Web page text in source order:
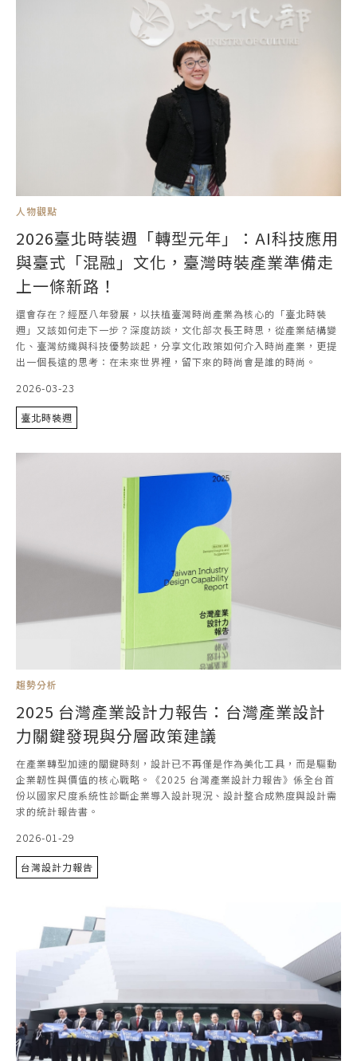
人物觀點
2026臺北時裝週「轉型元年」：AI科技應用
與臺式「混融」文化，臺灣時裝產業準備走
上一條新路！
還會存在？經歷八年發展，以扶植臺灣時尚產業為核心的「臺北時裝
週」又該如何走下一步？深度訪談，文化部次長王時思，從產業結構變
化、臺灣紡織與科技優勢談起，分享文化政策如何介入時尚產業，更提
出一個長遠的思考：在未來世界裡，留下來的時尚會是誰的時尚。
2026-03-23
臺北時裝週
趨勢分析
2025 台灣產業設計力報告：台灣產業設計
力關鍵發現與分層政策建議
在產業轉型加速的關鍵時刻，設計已不再僅是作為美化工具，而是驅動
企業韌性與價值的核心戰略。《2025 台灣產業設計力報告》係全台首
份以國家尺度系統性診斷企業導入設計現況、設計整合成熟度與設計需
求的統計報告書。
2026-01-29
台灣設計力報告